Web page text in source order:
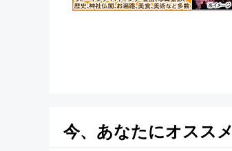
今、あなたにオススメ